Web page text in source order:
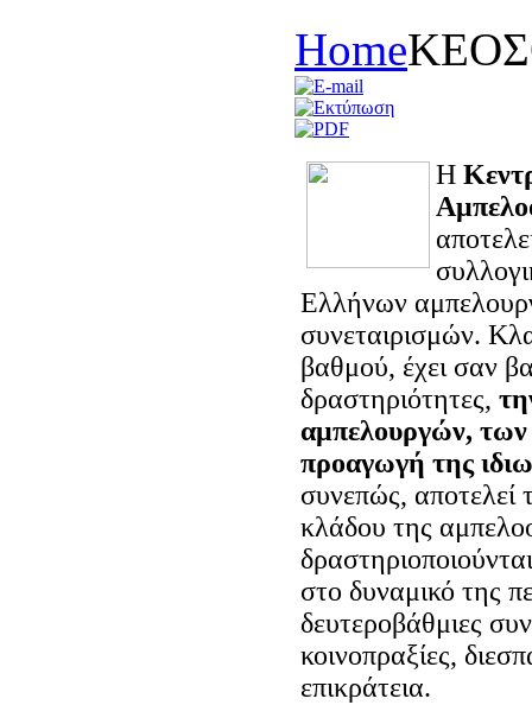
Home
H
Ελλήνων
συνεταιρισμών.
βαθμού, έχει σαν
δραστηριότητες,
αμπελουργών, των
προαγωγή της
συνεπώς,
κλάδου της
στο δυναμικό της
δευτεροβάθμιες
κοινοπραξίες,
επικράτεια.